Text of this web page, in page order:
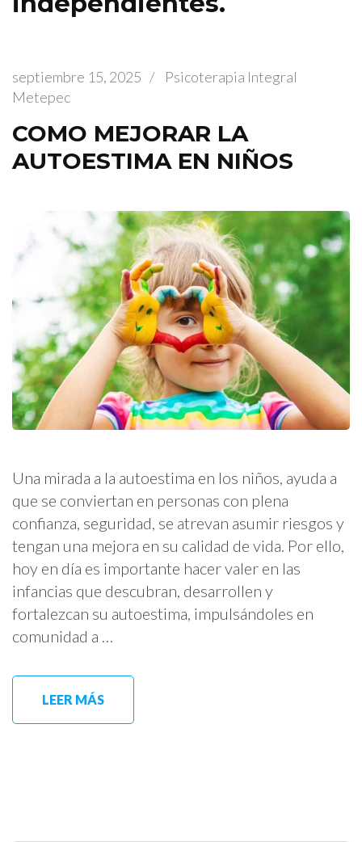
septiembre 15, 2025 /
Psicoterapia Integral
Metepec
COMO MEJORAR LA
AUTOESTIMA EN NIÑOS
Una mirada a la autoestima en los niños, ayuda a
que se conviertan en personas con plena
confianza, seguridad, se atrevan asumir riesgos y
tengan una mejora en su calidad de vida. Por ello,
hoy en día es importante hacer valer en las
infancias que descubran, desarrollen y
fortalezcan su autoestima, impulsándoles en
comunidad a …
LEER MÁS